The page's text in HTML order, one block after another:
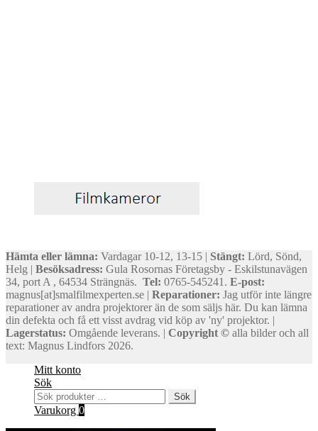
Hämta eller lämna: Vardagar 10-12, 13-15 | Stängt: Lörd, Sönd,
Helg | Besöksadress: Gula Rosornas Företagsby - Eskilstunavägen
34, port A , 64534 Strängnäs. Tel: 0765-545241. E-post:
magnus[at]smalfilmexperten.se | Reparationer: Jag utför inte längre
reparationer av andra projektorer än de som säljs här. Du kan lämna
din defekta och få ett visst avdrag vid köp av 'ny' projektor. |
Lagerstatus: Omgående leverans. | Copyright © alla bilder och all
text: Magnus Lindfors 2026.
Mitt konto
Sök
Sök
efter:
Sök
Varukorg 0